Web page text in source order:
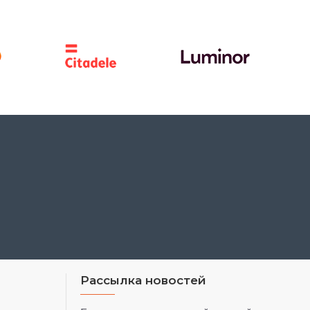
Рассылка новостей